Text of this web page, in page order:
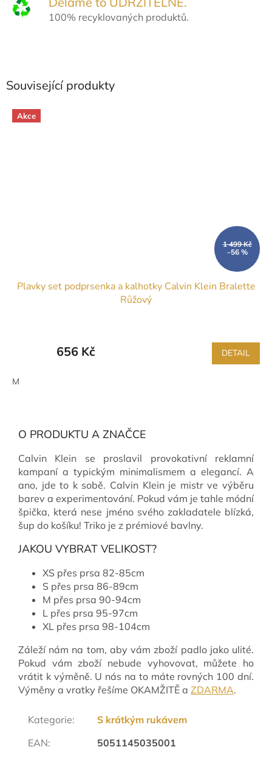
100% recyklovaných produktů.
Související produkty
Akce
1 499 Kč
–56 %
Plavky set podprsenka a kalhotky Calvin Klein Bralette
Růžový
656 Kč DETAIL
M
O PRODUKTU A ZNAČCE
Calvin Klein se proslavil provokativní reklamní
kampaní a typickým minimalismem a elegancí. A
ano, jde to k sobě. Calvin Klein je mistr ve výběru
barev a experimentování. Pokud vám je tahle módní
špička, která nese jméno svého zakladatele blízká,
šup do košíku! Triko je z prémiové bavlny.
JAKOU VYBRAT VELIKOST?
XS přes prsa 82-85cm
S přes prsa 86-89cm
M přes prsa 90-94cm
L přes prsa 95-97cm
XL přes prsa 98-104cm
Záleží nám na tom, aby vám zboží padlo jako ulité.
Pokud vám zboží nebude vyhovovat, můžete ho
vrátit k výměně. U nás na to máte rovných 100 dní.
Výměny a vratky řešíme OKAMŽITĚ a ZDARMA.
Kategorie:
S krátkým rukávem
EAN: 5051145035001